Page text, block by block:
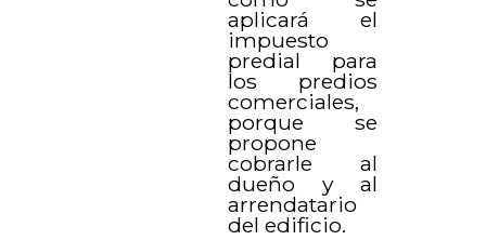
aplicará el
impuesto
predial para
los predios
comerciales,
porque se
propone
cobrarle al
dueño y al
arrendatario
del edificio.